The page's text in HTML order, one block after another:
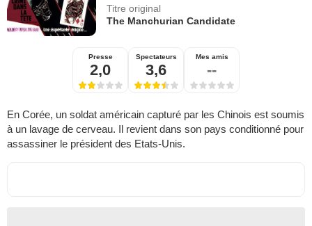
Titre original
The Manchurian Candidate
Presse
2,0
Spectateurs
3,6
Mes amis
--
En Corée, un soldat américain capturé par les Chinois est soumis
à un lavage de cerveau. Il revient dans son pays conditionné pour
assassiner le président des Etats-Unis.